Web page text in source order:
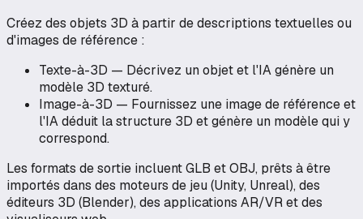
Créez des objets 3D à partir de descriptions textuelles ou
d'images de référence :
Texte-à-3D — Décrivez un objet et l'IA génère un
modèle 3D texturé.
Image-à-3D — Fournissez une image de référence et
l'IA déduit la structure 3D et génère un modèle qui y
correspond.
Les formats de sortie incluent GLB et OBJ, prêts à être
importés dans des moteurs de jeu (Unity, Unreal), des
éditeurs 3D (Blender), des applications AR/VR et des